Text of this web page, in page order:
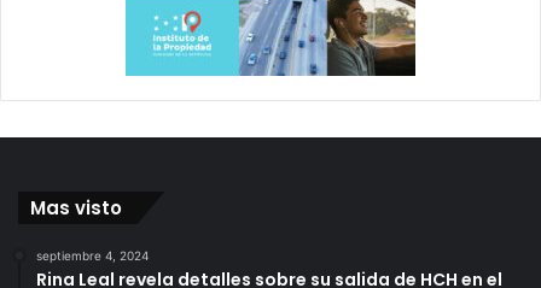
Mas visto
septiembre 4, 2024
Rina Leal revela detalles sobre su salida de HCH en el